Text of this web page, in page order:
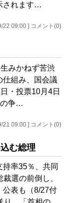
されます…
22 09:00 ] コメント(0)
みかねず苦渋
仕組み、国会議
・投票10月4日
の争…
21 09:00 ] コメント(0)
む総理
率35％、共同
選の前倒し、
表も（8/27付